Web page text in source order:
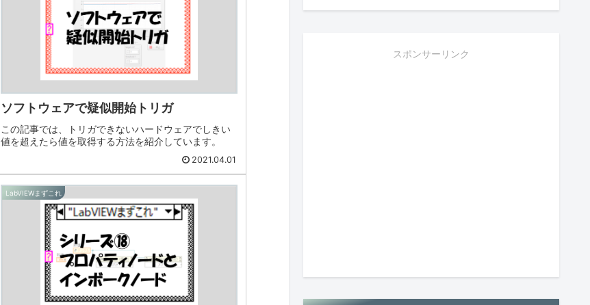
ソフトウェアで疑似開始トリガ
この記事では、トリガできないハードウェアでしきい
値を超えたら値を取得する方法を紹介しています。
2021.04.01
LabVIEWまずこれ
スポンサーリンク